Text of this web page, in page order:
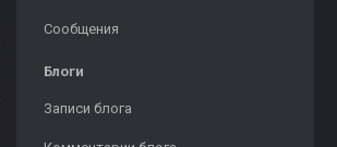
Сообщения
Блоги
Записи блога